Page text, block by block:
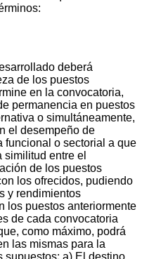
deberá
de los puestos
en la convocatoria,
permanencia en puestos
o simultáneamente,
el desempeño de
funcional o sectorial a que
entre el
de los puestos
los ofrecidos, pudiendo
y rendimientos
los puestos anteriormente
de cada convocatoria
como máximo, podrá
las mismas para la
supuestos: a) El destino